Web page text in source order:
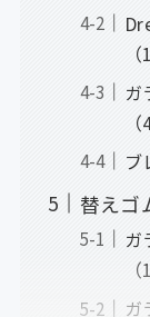
ガ
ブ
替えゴ
ガ
ガ